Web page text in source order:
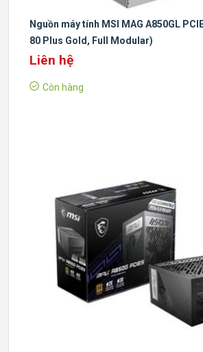
Nguồn máy tính MSI MAG A850GL
80 Plus Gold, Full Modular)
Liên hệ
Còn hàng